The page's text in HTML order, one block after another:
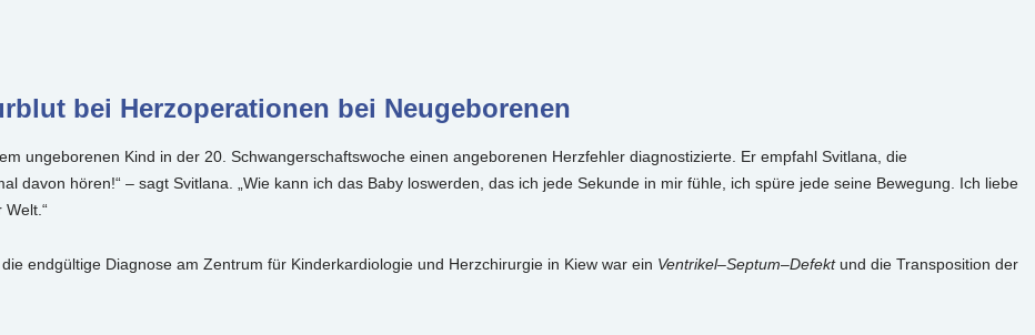
bei Herzoperationen bei Neugeborenen
ungeborenen Kind in der 20. Schwangerschaftswoche einen angeborenen Herzfehler diagnostizierte. Er empfahl Svitlana, die
davon hören!“ – sagt Svitlana. „Wie kann ich das Baby loswerden, das ich jede Sekunde in mir fühle, ich spüre jede seine Bewegung. Ich liebe
endgültige Diagnose am Zentrum für Kinderkardiologie und Herzchirurgie in Kiew war ein Ventrikel–Septum–Defektund die Transposition der